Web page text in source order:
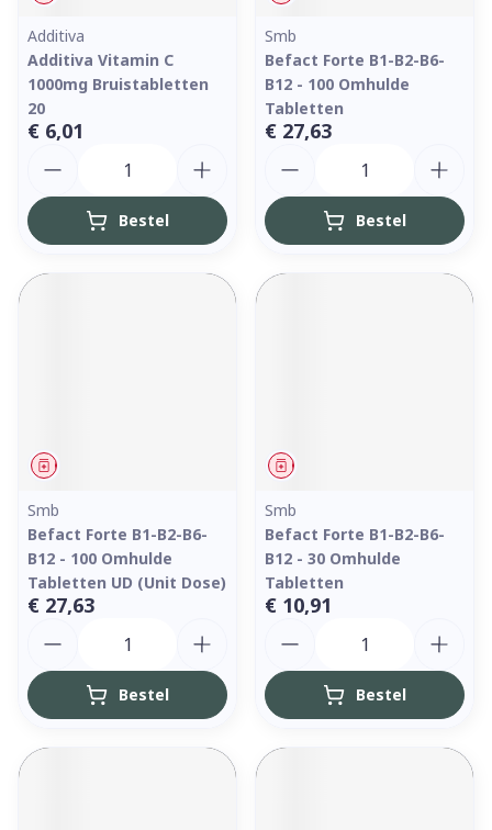
Additiva
Additiva Vitamin C
1000mg Bruistabletten
20
€ 6,01
Bestel
Smb
Befact Forte B1-B2-B6-
B12 - 100 Omhulde
Tabletten
€ 27,63
Bestel
Geneesmiddel
Smb
Befact Forte B1-B2-B6-
B12 - 100 Omhulde
Tabletten UD (Unit Dose)
€ 27,63
Bestel
Geneesmiddel
Smb
Befact Forte B1-B2-B6-
B12 - 30 Omhulde
Tabletten
€ 10,91
Bestel